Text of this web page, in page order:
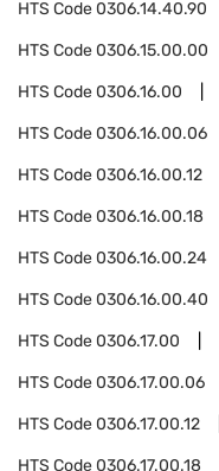
HTS Code0306.14.40.90
HTS Code0306.15.00.00
HTS Code0306.16.00
HTS Code0306.16.00.06
HTS Code0306.16.00.12
HTS Code0306.16.00.18
HTS Code0306.16.00.24
HTS Code0306.16.00.40
HTS Code0306.17.00
HTS Code0306.17.00.06
HTS Code0306.17.00.12
HTS Code0306.17.00.18